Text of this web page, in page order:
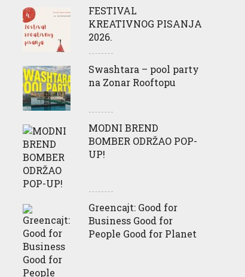
FESTIVAL
KREATIVNOG PISANJA
2026.
Swashtara – pool party
na Zonar Rooftopu
MODNI BREND
BOMBER ODRŽAO POP-
UP!
Greencajt: Good for
Business Good for
People Good for Planet